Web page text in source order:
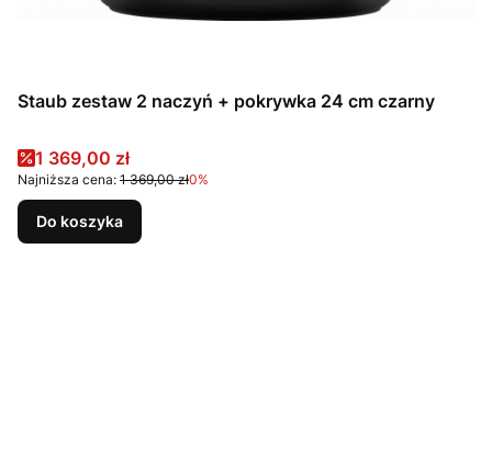
Staub zestaw 2 naczyń + pokrywka 24 cm czarny
Cena promocyjna
1 369,00 zł
Najniższa cena: 1 369,00 zł0%
Do koszyka